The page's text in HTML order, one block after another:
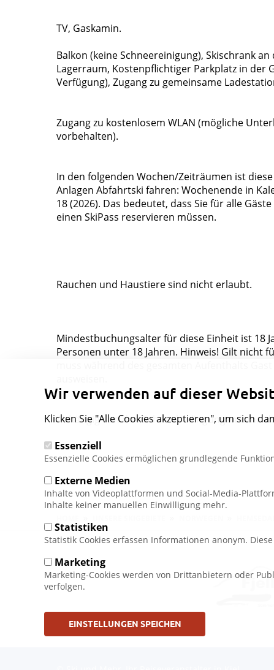
TV, Gaskamin.
Balkon (keine Schneereinigung), Skischrank
Lagerraum, Kostenpflichtiger Parkplatz in der
Verfügung), Zugang zu gemeinsame
Zugang zu kostenlosem WLAN (mögliche
vorbehalten).
In den folgenden Wochen/Zeiträumen ist
Anlagen Abfahrtski fahren: Wochenende in
18 (2026). Das bedeutet, dass Sie für alle
einen SkiPass reservieren müssen.
Rauchen und Haustiere sind nicht erlaubt.
Mindestbuchungsalter für diese Einheit ist 18
Personen unter 18 Jahren. Hinweis! Gilt nicht
Abhängig von den Schneebedingungen kann
Pfadnavigation
Wir verwenden auf dieser
Klicken Sie "Alle Cookies akzeptieren", um sich
Essenziell
Essenzielle Cookies ermöglichen grundlegende
Externe Medien
Inhalte von Videoplattformen und Social-Media-
Inhalte keiner manuellen Einwilligung mehr.
Statistiken
Statistik Cookies erfassen Informationen anonym.
Marketing
Marketing-Cookies werden von Drittanbietern oder
verfolgen.
EINSTELLUNGEN SPEICHEN